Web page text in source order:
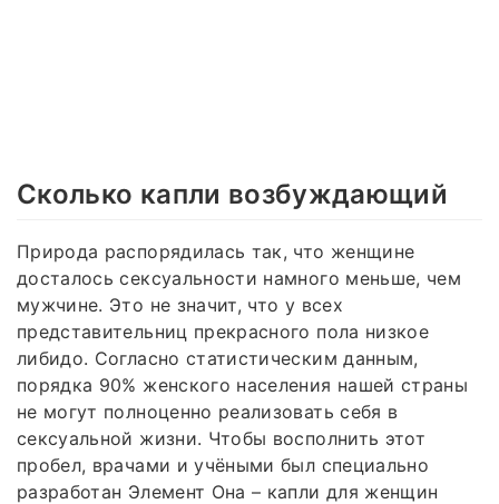
Сколько капли возбуждающий
Природа распорядилась так, что женщине
досталось сексуальности намного меньше, чем
мужчине. Это не значит, что у всех
представительниц прекрасного пола низкое
либидо. Согласно статистическим данным,
порядка 90% женского населения нашей страны
не могут полноценно реализовать себя в
сексуальной жизни. Чтобы восполнить этот
пробел, врачами и учёными был специально
разработан Элемент Она – капли для женщин